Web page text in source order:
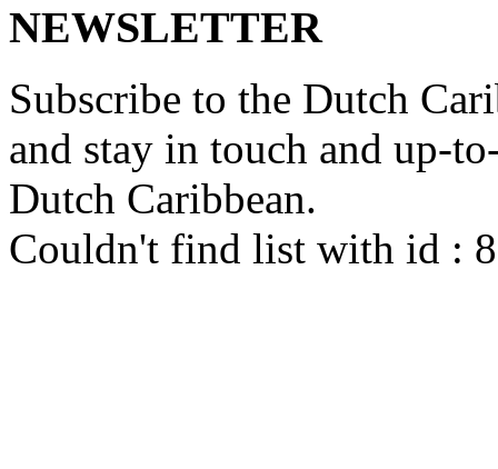
NEWSLETTER
Subscribe to the Dutch
and stay in touch and up-
Dutch Caribbean.
Couldn't find list with id :